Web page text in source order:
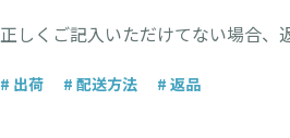
正しくご記入いただけてない場合、
# 出荷 # 配送方法 # 返品